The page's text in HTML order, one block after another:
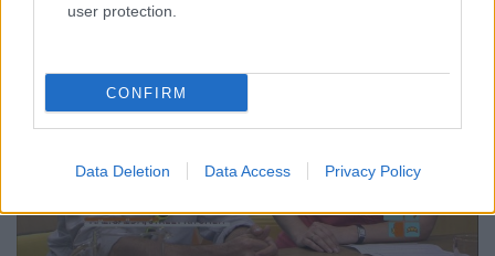
user protection.
CONFIRM
Data Deletion Data Access Privacy Policy